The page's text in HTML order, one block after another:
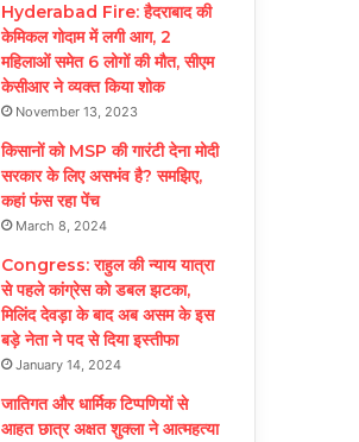
Hyderabad Fire: हैदराबाद की
केमिकल गोदाम में लगी आग, 2
महिलाओं समेत 6 लोगों की मौत, सीएम
केसीआर ने व्यक्त किया शोक
November 13, 2023
किसानों को MSP की गारंटी देना मोदी
सरकार के लिए असभंव है? समझिए,
कहां फंस रहा पेंच
March 8, 2024
Congress: राहुल की न्याय यात्रा
से पहले कांग्रेस को डबल झटका,
मिलिंद देवड़ा के बाद अब असम के इस
बड़े नेता ने पद से दिया इस्तीफा
January 14, 2024
जातिगत और धार्मिक टिप्पणियों से
आहत छात्र अक्षत शुक्ला ने आत्महत्या